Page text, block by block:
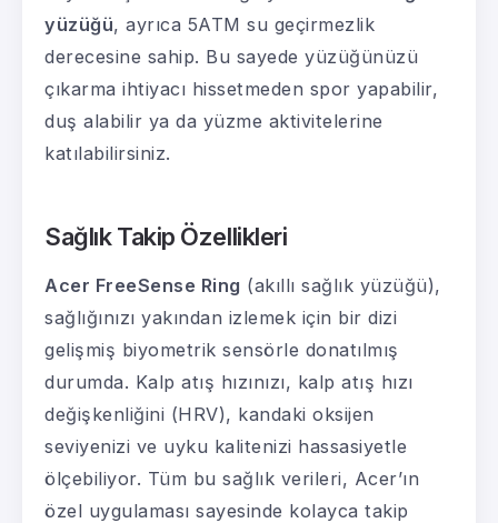
yüzüğü, ayrıca 5ATM su geçirmezlik
derecesine sahip. Bu sayede yüzüğünüzü
çıkarma ihtiyacı hissetmeden spor yapabilir,
duş alabilir ya da yüzme aktivitelerine
katılabilirsiniz.
Sağlık Takip Özellikleri
Acer FreeSense Ring (akıllı sağlık yüzüğü),
sağlığınızı yakından izlemek için bir dizi
gelişmiş biyometrik sensörle donatılmış
durumda. Kalp atış hızınızı, kalp atış hızı
değişkenliğini (HRV), kandaki oksijen
seviyenizi ve uyku kalitenizi hassasiyetle
ölçebiliyor. Tüm bu sağlık verileri, Acer’ın
özel uygulaması sayesinde kolayca takip